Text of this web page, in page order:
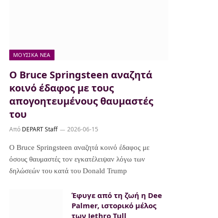
ΜΟΥΣΙΚΆ ΝΈΑ
Ο Bruce Springsteen αναζητά
κοινό έδαφος με τους
απογοητευμένους θαυμαστές
του
Από DEPART Staff 2026-06-15
Ο Bruce Springsteen αναζητά κοινό έδαφος με
όσους θαυμαστές τον εγκατέλειψαν λόγω των
δηλώσεών του κατά του Donald Trump
Έφυγε από τη ζωή η Dee
Palmer, ιστορικό μέλος
των Jethro Tull